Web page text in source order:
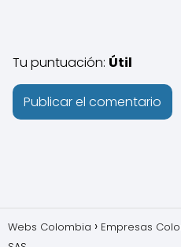
Tu puntuación: Útil
Webs Colombia Empresas